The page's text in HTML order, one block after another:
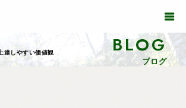
BLOG
ブログ
上達しやすい価値観